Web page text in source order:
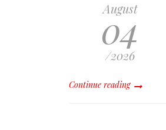
August
04
/2026
Continue reading